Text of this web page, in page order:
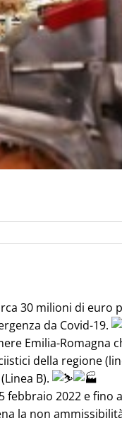
30 milioni di euro
da Covid-19.
Emilia-Romagna
della regione
B).
2022 e fino
la non